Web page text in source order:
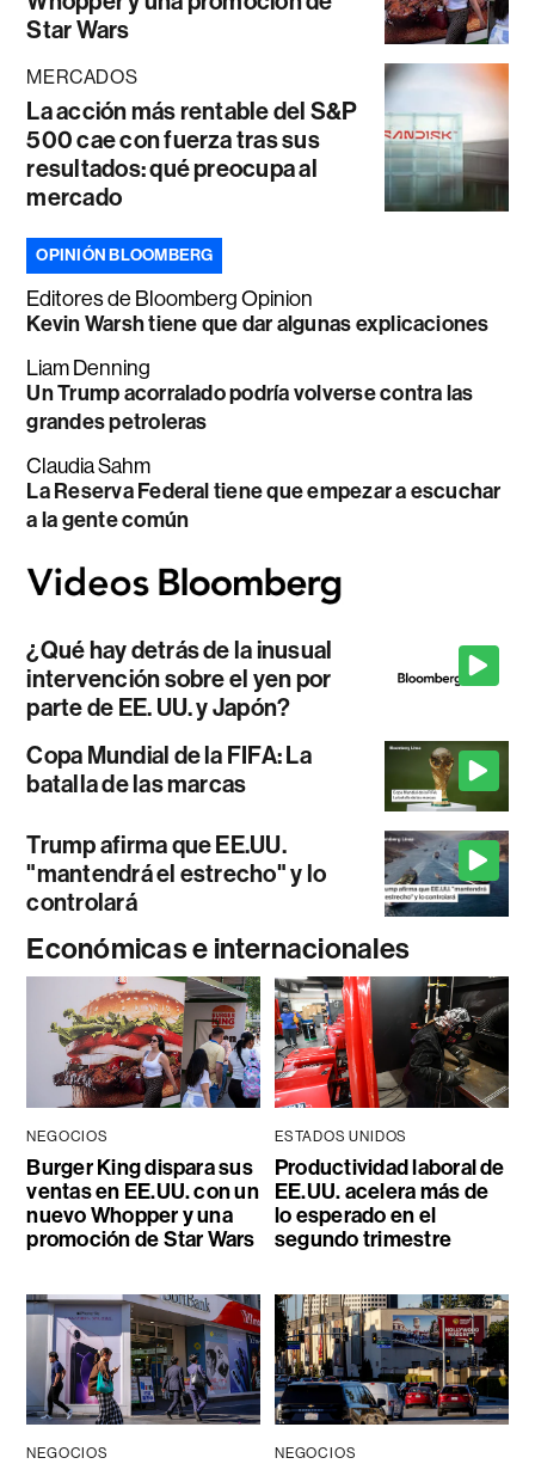
Star Wars
MERCADOS
La acción más rentable del S&P
500 cae con fuerza tras sus
resultados: qué preocupa al
mercado
OPINIÓN BLOOMBERG
Editores de Bloomberg Opinion
Kevin Warsh tiene que dar algunas explicaciones
Liam Denning
Un Trump acorralado podría volverse contra las
grandes petroleras
Claudia Sahm
La Reserva Federal tiene que empezar a escuchar
a la gente común
¿Qué hay detrás de la inusual
intervención sobre el yen por
parte de EE. UU. y Japón?
Copa Mundial de la FIFA: La
batalla de las marcas
Trump afirma que EE.UU.
"mantendrá el estrecho" y lo
controlará
Económicas e internacionales
NEGOCIOS
Burger King dispara sus
ventas en EE.UU. con un
nuevo Whopper y una
promoción de Star Wars
ESTADOS UNIDOS
Productividad laboral de
EE.UU. acelera más de
lo esperado en el
segundo trimestre
NEGOCIOS NEGOCIOS